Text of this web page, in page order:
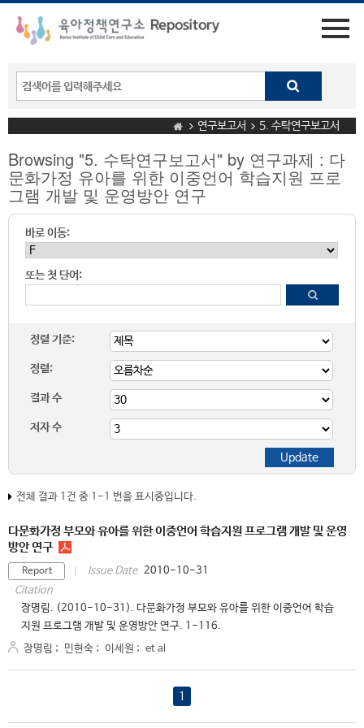
연구보고서 5. 수탁연구보고서
Browsing "5. 수탁연구보고서" by 연구과제 : 다
문화가정 유아를 위한 이중언어 학습지원 프로
그램 개발 및 운영방안 연구
바로 이동:
또는 첫 단어:
정렬 기준:
정렬:
결과 수
저자 수
전체 결과 1건 중 1-1 번을 표시중입니다.
다문화가정 부모와 유아를 위한 이중언어 학습지원 프로그램 개발 및 운영
방안 연구
Report Issue Date 2010-10-31
Citation
장명림. (2010-10-31). 다문화가정 부모와 유아를 위한 이중언어 학습
지원 프로그램 개발 및 운영방안 연구. 1-116.
장명림 ; 민현숙 ; 이세원 ; et al
1